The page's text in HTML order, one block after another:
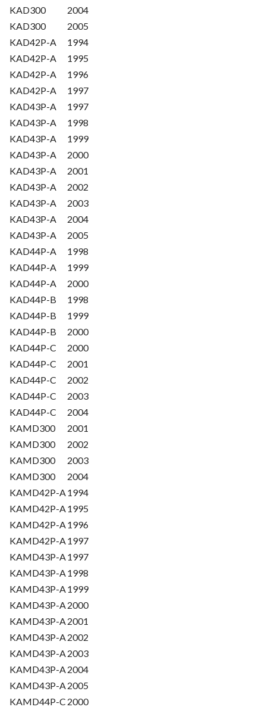
KAD300
2004
KAD300
2005
KAD42P-A
1994
KAD42P-A
1995
KAD42P-A
1996
KAD42P-A
1997
KAD43P-A
1997
KAD43P-A
1998
KAD43P-A
1999
KAD43P-A
2000
KAD43P-A
2001
KAD43P-A
2002
KAD43P-A
2003
KAD43P-A
2004
KAD43P-A
2005
KAD44P-A
1998
KAD44P-A
1999
KAD44P-A
2000
KAD44P-B
1998
KAD44P-B
1999
KAD44P-B
2000
KAD44P-C
2000
KAD44P-C
2001
KAD44P-C
2002
KAD44P-C
2003
KAD44P-C
2004
KAMD300
2001
KAMD300
2002
KAMD300
2003
KAMD300
2004
KAMD42P-A1994
KAMD42P-A1995
KAMD42P-A1996
KAMD42P-A1997
KAMD43P-A1997
KAMD43P-A1998
KAMD43P-A1999
KAMD43P-A2000
KAMD43P-A2001
KAMD43P-A2002
KAMD43P-A2003
KAMD43P-A2004
KAMD43P-A2005
KAMD44P-C 2000